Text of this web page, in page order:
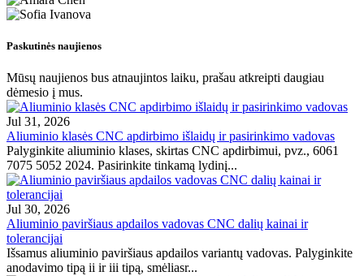
Paskutinės naujienos
Mūsų naujienos bus atnaujintos laiku, prašau atkreipti daugiau
dėmesio į mus.
Jul 31, 2026
Aliuminio klasės CNC apdirbimo išlaidų ir pasirinkimo vadovas
Palyginkite aliuminio klases, skirtas CNC apdirbimui, pvz., 6061
7075 5052 2024. Pasirinkite tinkamą lydinį...
Jul 30, 2026
Aliuminio paviršiaus apdailos vadovas CNC dalių kainai ir
tolerancijai
Išsamus aliuminio paviršiaus apdailos variantų vadovas. Palyginkite
anodavimo tipą ii ir iii tipą, smėliasr...